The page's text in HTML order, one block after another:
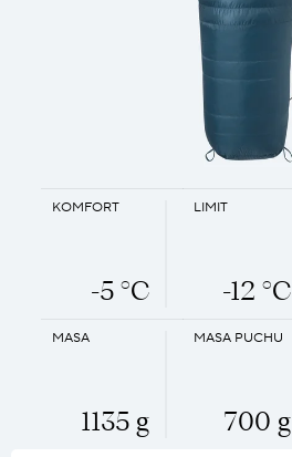
MASA
1135 g
MASA PUCHU
700 g
KOMFORT
-5 °C
LIMIT
-12 °C